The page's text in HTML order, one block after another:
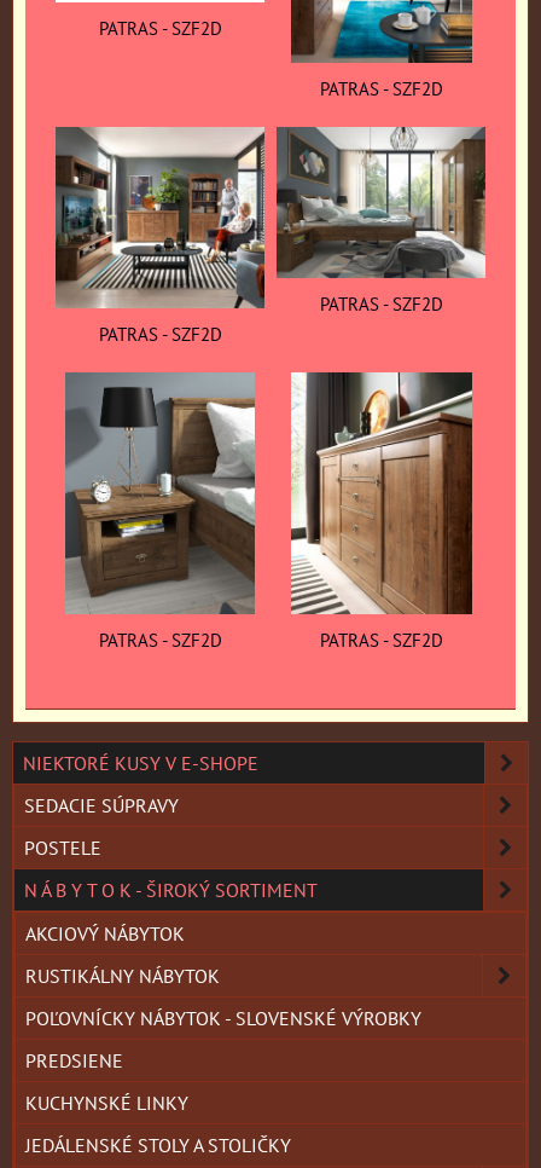
PATRAS - SZF2D
PATRAS - SZF2D
PATRAS - SZF2D
PATRAS - SZF2D
PATRAS - SZF2D PATRAS - SZF2D
NIEKTORÉ KUSY V E-SHOPE
SEDACIE SÚPRAVY
POSTELE
N Á B Y T O K - ŠIROKÝ SORTIMENT
AKCIOVÝ NÁBYTOK
RUSTIKÁLNY NÁBYTOK
POĽOVNÍCKY NÁBYTOK - SLOVENSKÉ VÝROBKY
PREDSIENE
KUCHYNSKÉ LINKY
JEDÁLENSKÉ STOLY A STOLIČKY